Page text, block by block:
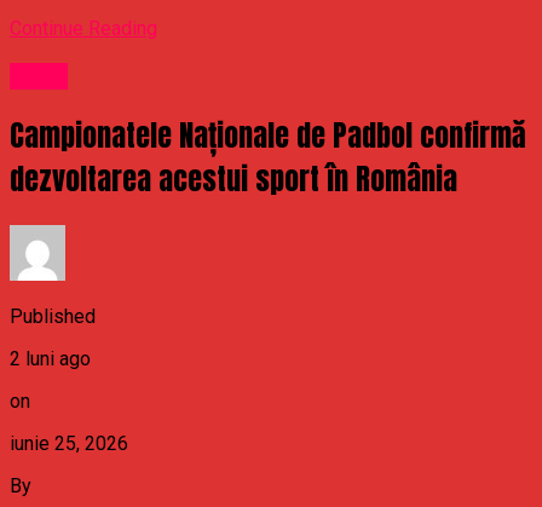
Continue Reading
Campionatele Naționale de Padbol confirmă
dezvoltarea acestui sport în România
Published
2 luni ago
on
iunie 25, 2026
By